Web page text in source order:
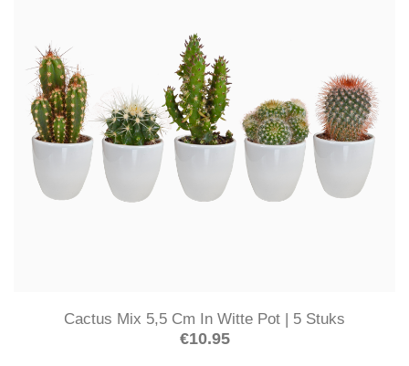
Cactus Mix 5,5 Cm In Witte Pot | 5 Stuks
€10.95